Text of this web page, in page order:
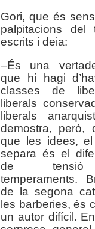
Gori, que és
palpitacions del
escrits i deia:
–És una
que hi hagi
classes de
liberals
liberals
demostra, però,
que les idees,
separa és el
de
temperaments.
de la segona
les barberies, és
un autor difícil.